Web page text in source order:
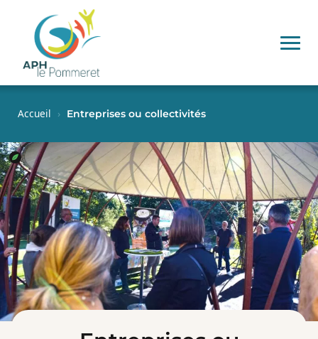
Accueil › Entreprises ou collectivités